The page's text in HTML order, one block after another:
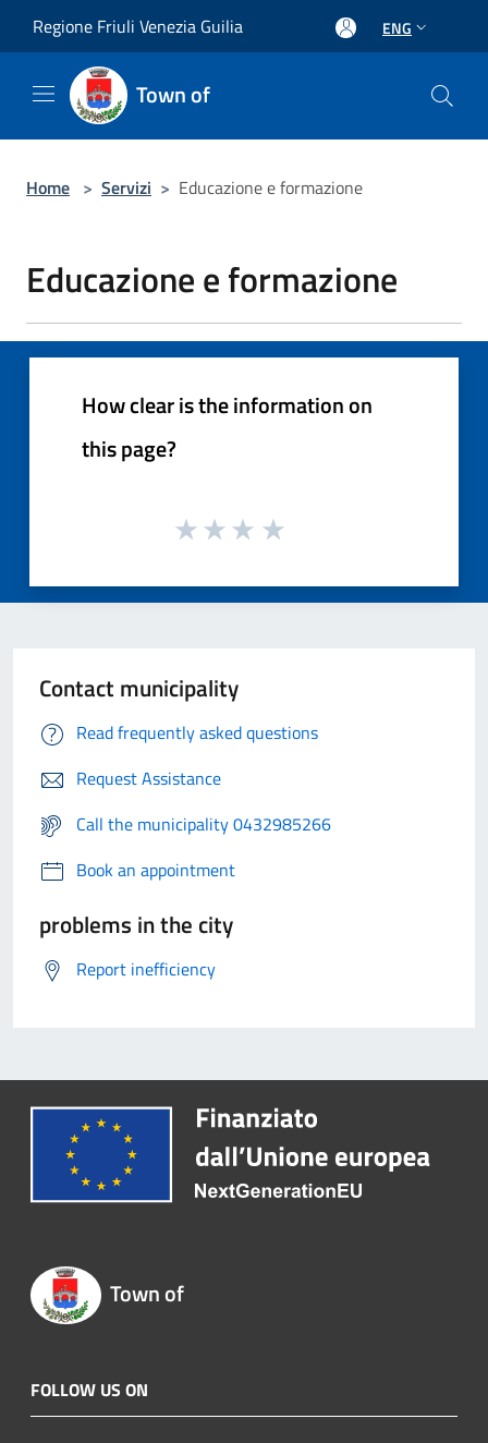
Regione Friuli Venezia Guilia ENG
Town of
Home > Servizi > Educazione e formazione
Educazione e formazione
How clear is the information on
this page?
Contact municipality
Read frequently asked questions
Request Assistance
Call the municipality 0432985266
Book an appointment
problems in the city
Report inefficiency
Town of
FOLLOW US ON